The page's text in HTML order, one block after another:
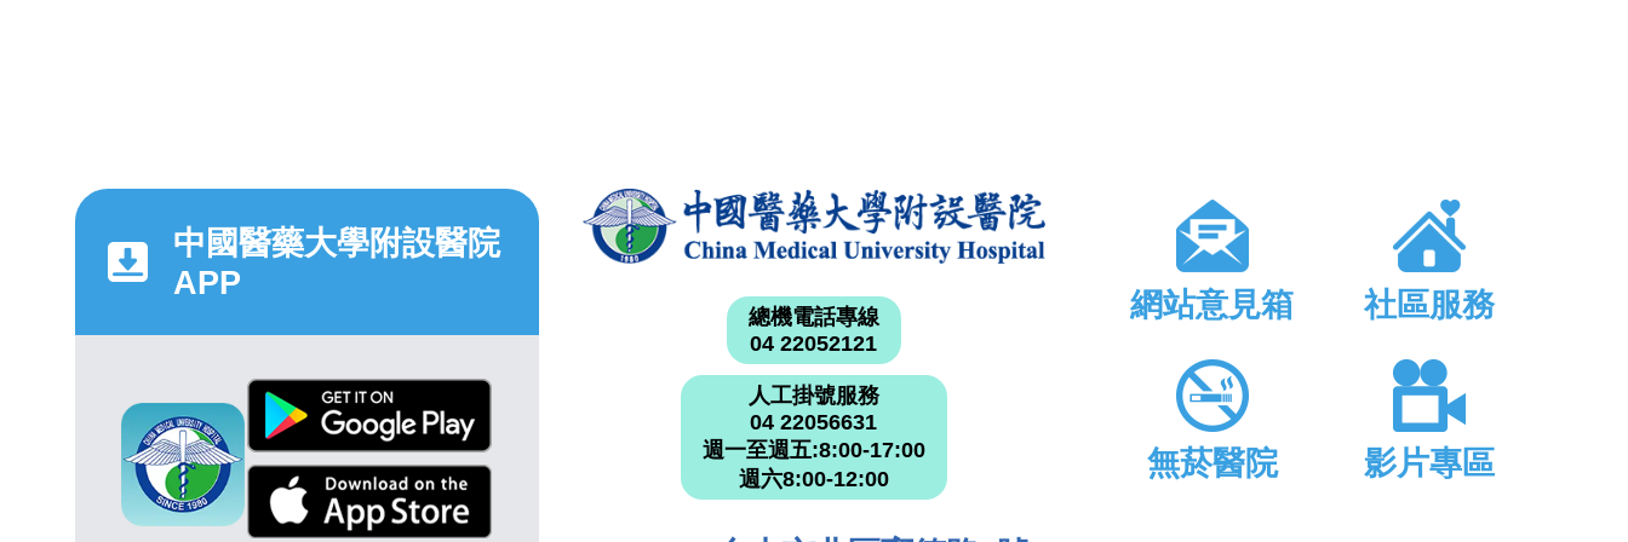
中國醫藥大學附設醫院
APP
總機電話專線
04 22052121
人工掛號服務
04 22056631
週一至週五:8:00-17:00
週六8:00-12:00
網站意見箱 社區服務
無菸醫院 影片專區